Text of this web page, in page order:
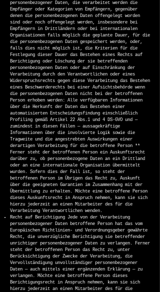
personenbezogener Daten, die verarbeitet werden die
Empfänger oder Kategorien von Empfängern, gegenüber
denen die personenbezogenen Daten offengelegt worden
sind oder noch offengelegt werden, insbesondere bei
Empfängern in Drittländern oder bei internationalen
Organisationen falls möglich die geplante Dauer, für die
die personenbezogenen Daten gespeichert werden, oder,
falls dies nicht möglich ist, die Kriterien für die
Festlegung dieser Dauer das Bestehen eines Rechts auf
Berichtigung oder Löschung der sie betreffenden
personenbezogenen Daten oder auf Einschränkung der
Verarbeitung durch den Verantwortlichen oder eines
Widerspruchsrechts gegen diese Verarbeitung das Bestehen
eines Beschwerderechts bei einer Aufsichtsbehörde wenn
die personenbezogenen Daten nicht bei der betroffenen
Person erhoben werden: Alle verfügbaren Informationen
über die Herkunft der Daten das Bestehen einer
automatisierten Entscheidungsfindung einschließlich
Profiling gemäß Artikel 22 Abs.1 und 4 DS-GVO und —
zumindest in diesen Fällen — aussagekräftige
Informationen über die involvierte Logik sowie die
Tragweite und die angestrebten Auswirkungen einer
derartigen Verarbeitung für die betroffene Person **
Ferner steht der betroffenen Person ein Auskunftsrecht
darüber zu, ob personenbezogene Daten an ein Drittland
oder an eine internationale Organisation übermittelt
wurden. Sofern dies der Fall ist, so steht der
betroffenen Person im Übrigen das Recht zu, Auskunft
über die geeigneten Garantien im Zusammenhang mit der
Übermittlung zu erhalten. Möchte eine betroffene Person
dieses Auskunftsrecht in Anspruch nehmen, kann sie sich
hierzu jederzeit an einen Mitarbeiter des für die
Verarbeitung Verantwortlichen wenden.
Recht auf Berichtigung Jede von der Verarbeitung
personenbezogener Daten betroffene Person hat das vom
Europäischen Richtlinien- und Verordnungsgeber gewährte
Recht, die unverzügliche Berichtigung sie betreffender
unrichtiger personenbezogener Daten zu verlangen. Ferner
steht der betroffenen Person das Recht zu, unter
Berücksichtigung der Zwecke der Verarbeitung, die
Vervollständigung unvollständiger personenbezogener
Daten — auch mittels einer ergänzenden Erklärung — zu
verlangen. Möchte eine betroffene Person dieses
Berichtigungsrecht in Anspruch nehmen, kann sie sich
hierzu jederzeit an einen Mitarbeiter des für die